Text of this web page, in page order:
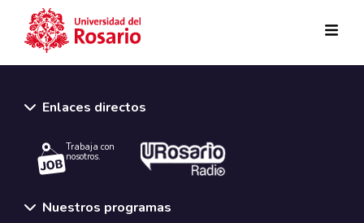
Enlaces directos
Trabaja con
nosotros.
Nuestros programas